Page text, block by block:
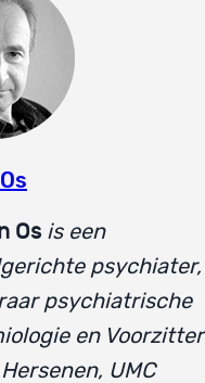
Os is een
psychiater,
psychiatrische
en Voorzitter
UMC